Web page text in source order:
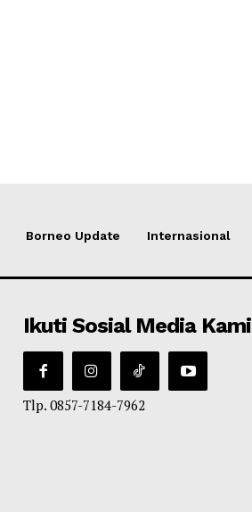
Borneo Update Internasional
Ikuti Sosial Media Kami
Tlp. 0857-7184-7962